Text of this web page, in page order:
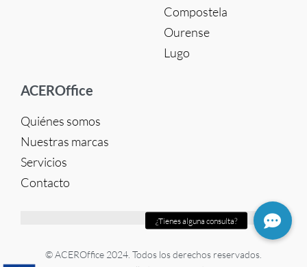
Compostela
Ourense
Lugo
ACEROffice
Quiénes somos
Nuestras marcas
Servicios
Contacto
© ACEROffice 2024. Todos los derechos reservados.